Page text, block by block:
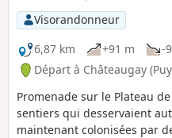
Visorandonneur
6,87 km
+91 m -
Départ à Châteaugay
Promenade sur le Plateau
sentiers qui desservaient
maintenant colonisées par